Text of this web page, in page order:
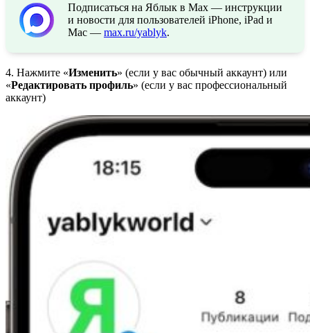
Подписаться на Яблык в Max — инструкции
и новости для пользователей iPhone, iPad и
Mac — max.ru/yablyk.
4. Нажмите «Изменить» (если у вас обычный аккаунт) или
«Редактировать профиль» (если у вас профессиональный
аккаунт)